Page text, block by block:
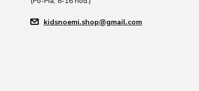
kidsnoemi.shop@gmail.com